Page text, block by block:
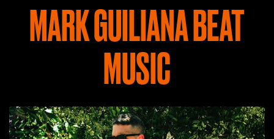
MARK GUILIANA BEAT
MUSIC